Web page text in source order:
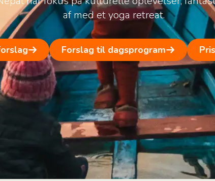
af med et yoga retreat.
Forslag til dagsprogram